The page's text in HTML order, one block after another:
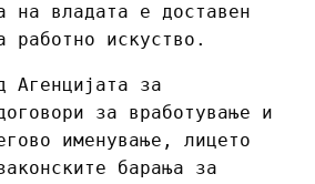
на владата е доставен
работно искуство.
Агенцијата за
за вработување и
именување, лицето
барања за